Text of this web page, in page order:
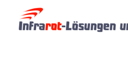
springen